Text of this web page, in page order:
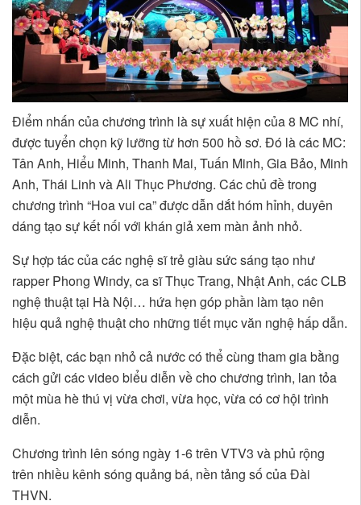
Điểm nhấn của chương trình là sự xuất hiện của 8 MC nhí,
được tuyển chọn kỹ lưỡng từ hơn 500 hồ sơ. Đó là các MC:
Tân Anh, Hiểu Minh, Thanh Mai, Tuấn Minh, Gia Bảo, Minh
Anh, Thái Linh và Ali Thục Phương. Các chủ đề trong
chương trình “Hoa vui ca” được dẫn dắt hóm hỉnh, duyên
dáng tạo sự kết nối với khán giả xem màn ảnh nhỏ.
Sự hợp tác của các nghệ sĩ trẻ giàu sức sáng tạo như
rapper Phong Windy, ca sĩ Thục Trang, Nhật Anh, các CLB
nghệ thuật tại Hà Nội… hứa hẹn góp phần làm tạo nên
hiệu quả nghệ thuật cho những tiết mục văn nghệ hấp dẫn.
Đặc biệt, các bạn nhỏ cả nước có thể cùng tham gia bằng
cách gửi các video biểu diễn về cho chương trình, lan tỏa
một mùa hè thú vị vừa chơi, vừa học, vừa có cơ hội trình
diễn.
Chương trình lên sóng ngày 1-6 trên VTV3 và phủ rộng
trên nhiều kênh sóng quảng bá, nền tảng số của Đài
THVN.